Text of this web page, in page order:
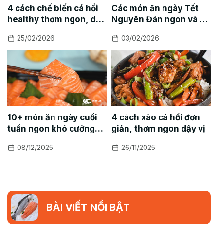
4 cách chế biến cá hồi
healthy thơm ngon, dễ
25/02/2026
Các món ăn ngày Tết
Nguyên Đán ngon và dễ
03/02/2026
10+ món ăn ngày cuối
tuần ngon khó cưỡng
08/12/2025
4 cách xào cá hồi đơn
giản, thơm ngon dậy vị
26/11/2025
BÀI VIẾT NỔI BẬT